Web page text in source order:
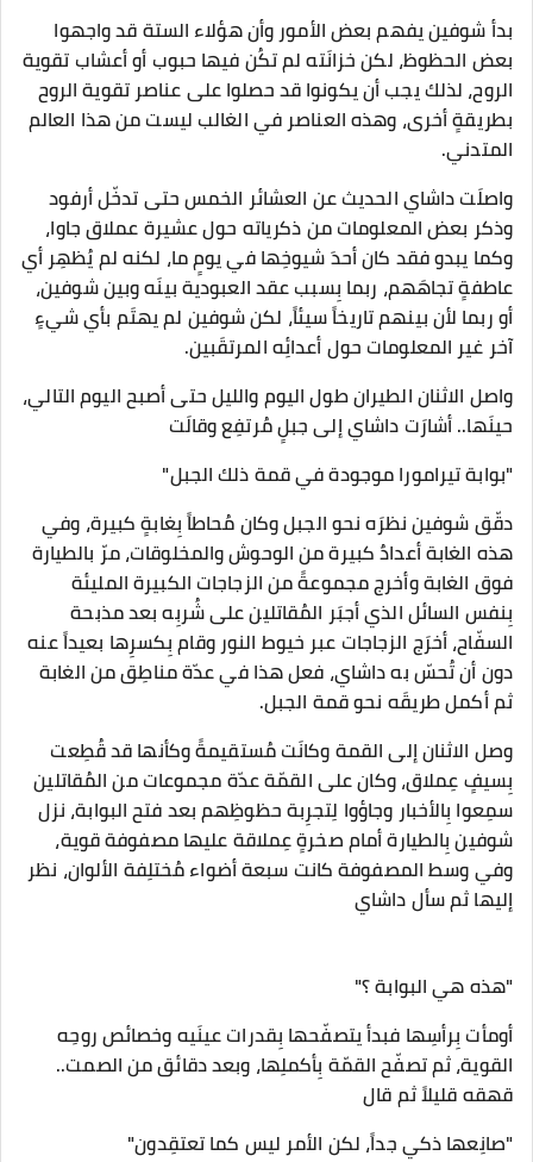
بدأ شوفين يفهم بعض الأمور وأن هؤلاء الستة قد واجهوا
بعض الحظوظ، لكن خزانَته لم تكُن فيها حبوب أو أعشاب تقوية
الروح، لذلك يجب أن يكونوا قد حصلوا على عناصر تقوية الروح
بطريقةٍ أخرى، وهذه العناصر في الغالب ليست من هذا العالم
المتدني.
واصلَت داشاي الحديث عن العشائر الخمس حتى تدخّل أرفود
وذكر بعض المعلومات من ذكرياته حول عشيرة عملاق جاوا،
وكما يبدو فقد كان أحدَ شيوخِها في يومٍ ما، لكنه لم يُظهِر أي
عاطفةٍ تجاهَهم، ربما بِسبب عقد العبودية بينَه وبين شوفين،
أو ربما لأن بينهم تاريخاً سيئاً، لكن شوفين لم يهتَم بأي شيءٍ
آخر غير المعلومات حول أعدائِه المرتقَبين.
واصل الاثنان الطيران طول اليوم والليل حتى أصبح اليوم التالي،
حينَها.. أشارَت داشاي إلى جبلٍ مُرتفِع وقالَت
"بوابة تيرامورا موجودة في قمة ذلك الجبل"
دقّق شوفين نظرَه نحو الجبل وكان مُحاطاً بِغابةٍ كبيرة، وفي
هذه الغابة أعدادٌ كبيرة من الوحوش والمخلوقات، مرّ بالطيارة
فوق الغابة وأخرج مجموعةً من الزجاجات الكبيرة المليئة
بِنفس السائل الذي أجبَر المُقاتلين على شُربِه بعد مذبحة
السفّاح، أخرَج الزجاجات عبر خيوط النور وقام بِكسرِها بعيداً عنه
دون أن تُحسّ به داشاي، فعل هذا في عدّة مناطِق من الغابة
ثم أكمل طريقَه نحو قمة الجبل.
وصل الاثنان إلى القمة وكانَت مُستقيمةً وكأنها قد قُطِعت
بِسيفٍ عِملاق، وكان على القمّة عدّة مجموعات من المُقاتلين
سمِعوا بِالأخبار وجاؤوا لِتجرِبة حظوظِهم بعد فتح البوابة، نزل
شوفين بِالطيارة أمام صخرةٍ عِملاقة عليها مصفوفة قوية،
وفي وسط المصفوفة كانت سبعة أضواء مُختلِفة الألوان، نظر
إليها ثم سأل داشاي
"هذه هي البوابة ؟"
أومأت بِرأسِها فبدأ يتصفّحها بِقدرات عينَيه وخصائص روحِه
القوية، ثم تصفّح القمّة بِأكملِها، وبعد دقائق من الصمت..
قهقه قليلاً ثم قال
"صانِعها ذكي جداً، لكن الأمر ليس كما تعتقِدون"